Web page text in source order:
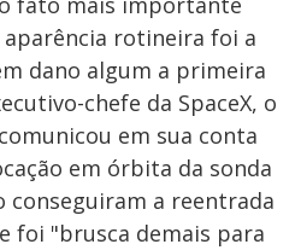
rotineira foi a
dano algum a primeira
chefe da SpaceX, o
em sua conta
em órbita da sonda
conseguiram a reentrada
foi "brusca demais para